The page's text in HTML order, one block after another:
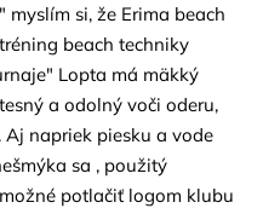
si, že Erima beach
beach techniky
Lopta má mäkký
a odolný voči oderu,
Aj napriek piesku a vode
sa , použitý
potlačiť logom klubu